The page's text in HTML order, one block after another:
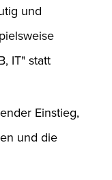
und
IT" statt
Einstieg,
und die